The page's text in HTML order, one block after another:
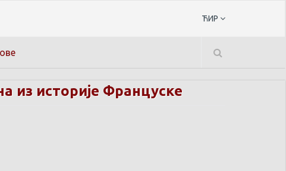
ЋИР
из историје Француске